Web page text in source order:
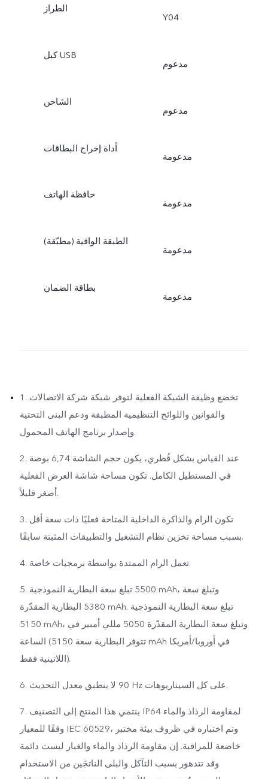
الطراز
Y04
كبل USB
مدعوم
الشاحن
مدعوم
أداة إخراج البطاقات
مدعومة
حافظة الهاتف
مدعومة
الطبقة الواقية (مطبّقة)
مدعومة
بطاقة الضمان
مدعومة
1. تخضع وظيفة الشبكة الفعلية لتوفر شبكة شركة الاتصالات
والقوانين واللوائح التنظيمية المطبقة ودعم البنى التحتية
وإصدار برنامج الهاتف المحمول.
2. عند القياس بشكل قُطري، يكون حجم الشاشة 6,74 بوصة
في المستطيل الكامل. تكون مساحة شاشة العرض الفعلية
أصغر قليلاً.
3. تكون الرام والذاكرة الداخلية المتاحة فعليًا ذات سعة أقل
بسبب مساحة تخزين نظام التشغيل والتطبيقات المثبتة سابقًا.
4. تعمل الرام الممتدة بواسطة برمجيات خاصة.
5. تبلغ سعة البطارية النموذجية ‎5500 mAh، وتبلغ سعة
البطارية المقدّرة ‎5380 mAh. تبلغ سعة البطارية النموذجية
‎5150 mAh، وتبلغ سعة البطارية المقدّرة 5050 مللي أمبير في
الساعة (تتوفر البطارية سعة 5150‎ mAh في أوروبا/أمريكا
اللاتينية فقط).
6. لا ينطبق معدل التحديث ‎90 Hz على كل السيناريوهات.
7. ينتمي هذا المنتج إلى التصنيف IP64 لمقاومة الرذاذ والماء
وفقًا للمعيار IEC 60529، وتم اختباره في ظروف بيئة مختبر
خاضعة للمراقبة. إن مقاومة الرذاذ والماء والغبار ليست دائمة
وقد تتدهور بسبب التآكل والبلى الناتجَين من الاستخدام